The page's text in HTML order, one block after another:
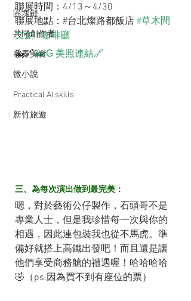
區塊鏈
共同創作者
巷弄美食
微小說
Practical AI skills
新竹旅遊
聯展時間：4/13～4/30
聯展地點：#台北燦路都飯店 #草木間
文創 #咖啡廳
🐳🔗🐳IG 美照連結🔗
三、為每次演出做到最完美：
嗯，對於藝術公仔製作，石頭哥不是
專業人士，但是我珍惜每一次與你的
相遇，因此連包裝我也從不馬虎。準
備好就搭上高鐵出發吧！而且還是讓
他們享受商務艙的禮遇喔！哈哈哈哈
🤣（ps.因為買不到有座位的票）